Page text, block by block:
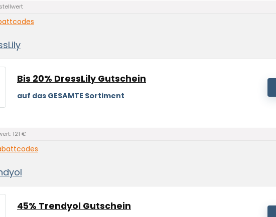
Bis 20% DressLily Gutschein
auf das GESAMTE Sortiment
121 €
45% Trendyol Gutschein